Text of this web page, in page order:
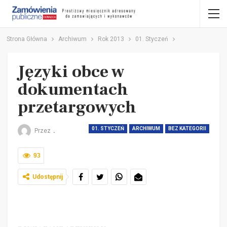
Strona Główna Archiwum Rok 2013 01. Styczeń
Języki obce w
dokumentach
przetargowych
01. STYCZEŃ ARCHIWUM BEZ KATEGORII
Przez .
93
Udostępnij